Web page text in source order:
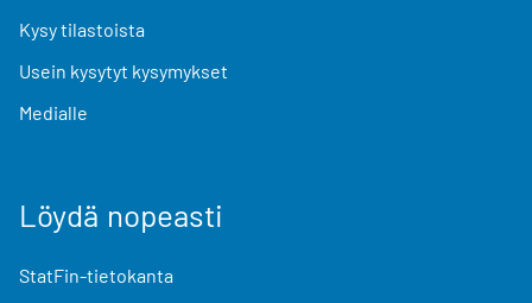
Kysy tilastoista
Usein kysytyt kysymykset
Medialle
Löydä nopeasti
StatFin-tietokanta